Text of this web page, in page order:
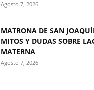
Agosto 7, 2026
MATRONA DE SAN
MITOS Y DUDAS SOBRE
MATERNA
Agosto 7, 2026